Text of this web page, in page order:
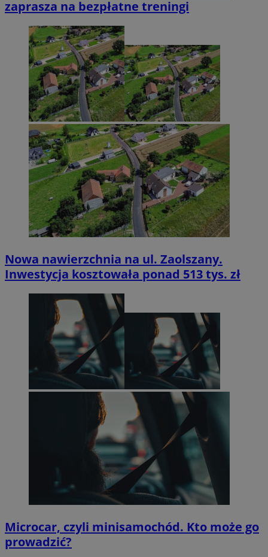
zaprasza na bezpłatne treningi
Nowa nawierzchnia na ul. Zaolszany.
Inwestycja kosztowała ponad 513 tys. zł
Microcar, czyli minisamochód. Kto może go
prowadzić?